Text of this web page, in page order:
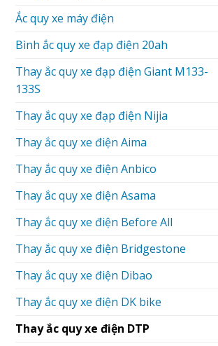
Ắc quy xe máy điện
Bình ắc quy xe đạp điện 20ah
Thay ắc quy xe đạp điện Giant M133-
133S
Thay ắc quy xe đạp điện Nijia
Thay ắc quy xe điện Aima
Thay ắc quy xe điện Anbico
Thay ắc quy xe điện Asama
Thay ắc quy xe điện Before All
Thay ắc quy xe điện Bridgestone
Thay ắc quy xe điện Dibao
Thay ắc quy xe điện DK bike
Thay ắc quy xe điện DTP